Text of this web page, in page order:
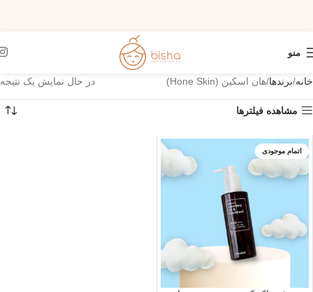
منو
خانه برندها هان اسکین (Hone Skin) در حال نمایش یک نتیجه
مشاهده فیلترها
اتمام موجودی